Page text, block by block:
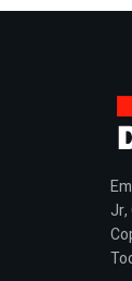
Jr,